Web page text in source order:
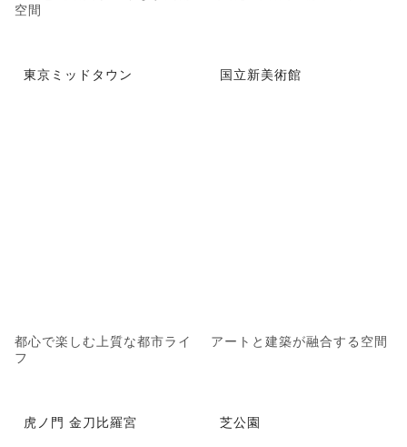
空間
東京ミッドタウン
都心で楽しむ上質な都市ライ
フ
国立新美術館
アートと建築が融合する空間
虎ノ門 金刀比羅宮 芝公園